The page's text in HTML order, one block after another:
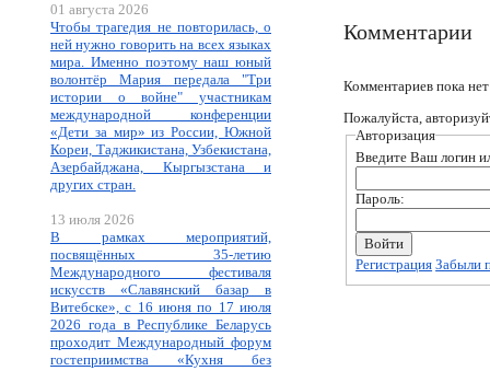
01 августа 2026
Чтобы трагедия не повторилась, о
ней нужно говорить на всех языках
мира. Именно поэтому наш юный
волонтёр Мария передала "Три
истории о войне" участникам
международной конференции
«Дети за мир» из России, Южной
Кореи, Таджикистана, Узбекистана,
Азербайджана, Кыргызстана и
других стран.
13 июля 2026
В рамках мероприятий,
посвящённых 35-летию
Международного фестиваля
искусств «Славянский базар в
Витебске», с 16 июня по 17 июля
2026 года в Республике Беларусь
проходит Международный форум
гостеприимства «Кухня без
Комментарии
Комментариев пока нет
Пожалуйста,
Авторизация
Введите Ваш логин
Пароль:
Регистрация Забыли